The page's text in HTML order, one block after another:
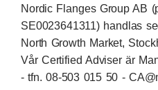
Nordic Flanges Group AB
SE0023641311) handlas
North Growth Market,
Vår Certified Adviser är
- tfn. 08-503 015 50 -